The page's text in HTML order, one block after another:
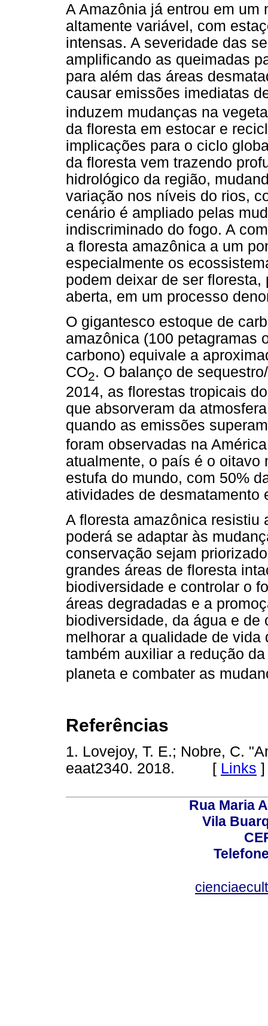
A Amazônia já entrou em
altamente variável, com
intensas. A severidade das
amplificando as queimadas
para além das áreas
causar emissões imediatas
induzem mudanças na
da floresta em estocar e
implicações para o ciclo
da floresta vem trazendo
hidrológico da região,
variação nos níveis do rios,
cenário é ampliado pelas
indiscriminado do fogo. A
a floresta amazônica a um
especialmente os
podem deixar de ser
aberta, em um processo
O gigantesco estoque de
amazônica (100 petagramas
carbono) equivale a
CO2. O balanço de
2014, as florestas tropicais
que absorveram da
quando as emissões
foram observadas na
atualmente, o país é o oitavo
estufa do mundo, com 50%
atividades de desmatamento
A floresta amazônica resistiu
poderá se adaptar às
conservação sejam
grandes áreas de floresta
biodiversidade e controlar o
áreas degradadas e a
biodiversidade, da água e
melhorar a qualidade de
também auxiliar a redução
planeta e combater as
Referências
1. Lovejoy, T. E.; Nobre, C.
eaat2340. 2018. [ Links ]
Rua Maria
Vila